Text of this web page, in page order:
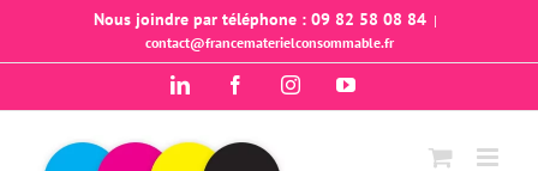
Nous joindre par téléphone : 09 82 58 08 84 |
contact@francematerielconsommable.fr
LinkedIn FacebookInstagramYouTube